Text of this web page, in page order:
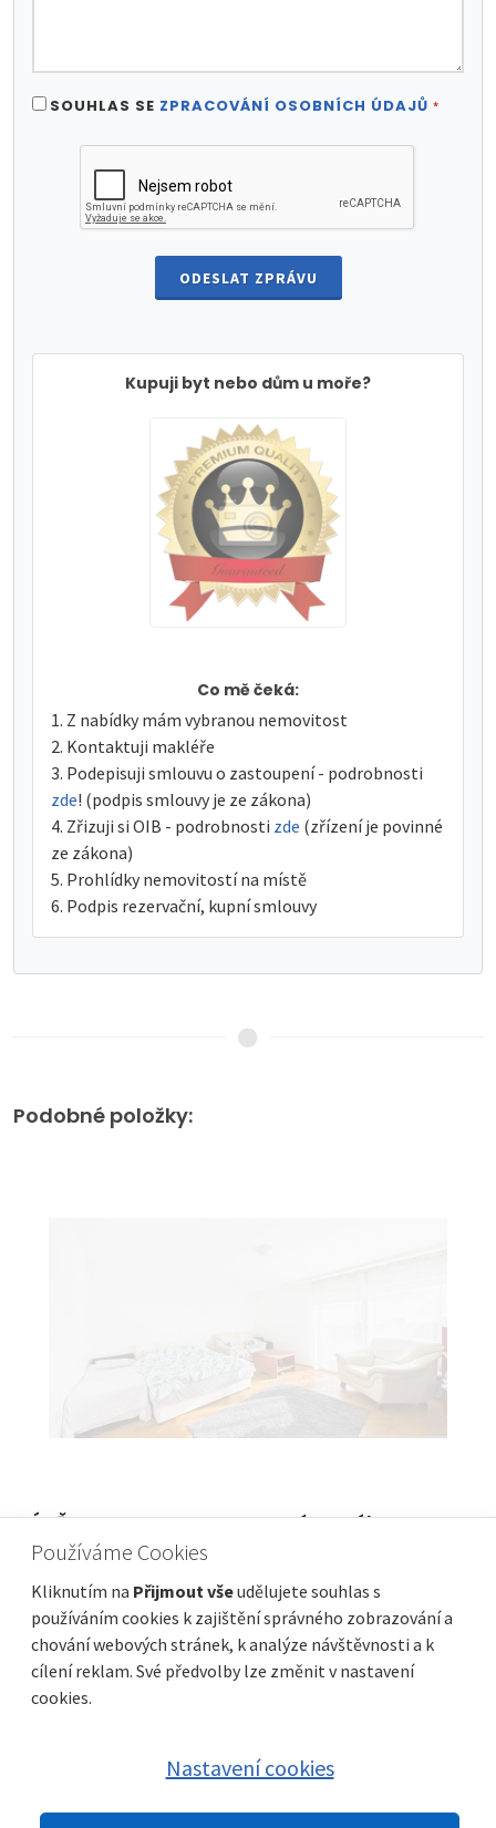
SOUHLAS SE ZPRACOVÁNÍ OSOBNÍCH ÚDAJŮ *
ODESLAT ZPRÁVU
Kupuji byt nebo dům u moře?
Co mě čeká:
Z nabídky mám vybranou nemovitost
Kontaktuji makléře
Podepisuji smlouvu o zastoupení - podrobnosti
zde! (podpis smlouvy je ze zákona)
Zřizuji si OIB - podrobnosti zde (zřízení je povinné
ze zákona)
Prohlídky nemovitostí na místě
Podpis rezervační, kupní smlouvy
Podobné položky:
ZÁHŘEB, MAKSIMIR - Apartmán s výbornou
polohou, 5 minut chůze od parku Maksimira
Cena233 000 €
Vzdálenost od moře
Plocha celkem
43 m² Obec, část obce
Maksimir
Používáme Cookies
Kliknutím na Přijmout všeudělujete souhlas s
používáním cookies k zajištění správného zobrazování a
chování webových stránek, k analýze návštěvnosti a k
cílení reklam. Své předvolby lze změnit v nastavení
cookies.
Nastavení cookies